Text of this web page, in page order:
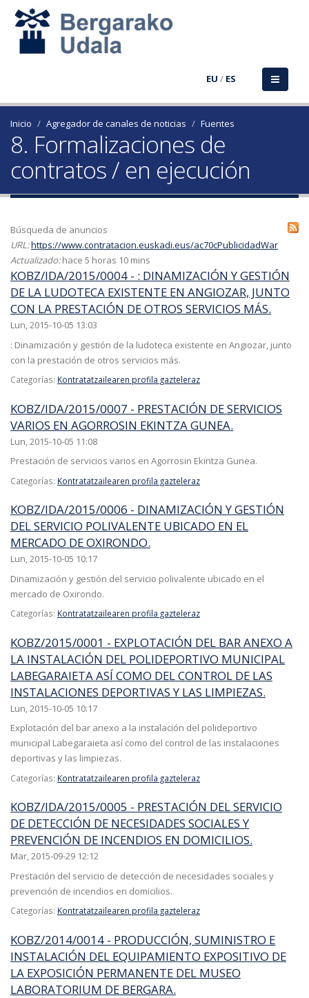
EU / ES
Inicio Agregador de canales de noticias Fuentes
8. Formalizaciones de
contratos / en ejecución
Búsqueda de anuncios
URL:https://www.contratacion.euskadi.eus/ac70cPublicidadWar
Actualizado:hace 5 horas 10 mins
KOBZ/IDA/2015/0004 - : DINAMIZACIÓN Y GESTIÓN
DE LA LUDOTECA EXISTENTE EN ANGIOZAR, JUNTO
CON LA PRESTACIÓN DE OTROS SERVICIOS MÁS.
Lun, 2015-10-05 13:03
: Dinamización y gestión de la ludoteca existente en Angiozar, junto
con la prestación de otros servicios más.
Categorías: Kontratatzailearen profila gazteleraz
KOBZ/IDA/2015/0007 - PRESTACIÓN DE SERVICIOS
VARIOS EN AGORROSIN EKINTZA GUNEA.
Lun, 2015-10-05 11:08
Prestación de servicios varios en Agorrosin Ekintza Gunea.
Categorías: Kontratatzailearen profila gazteleraz
KOBZ/IDA/2015/0006 - DINAMIZACIÓN Y GESTIÓN
DEL SERVICIO POLIVALENTE UBICADO EN EL
MERCADO DE OXIRONDO.
Lun, 2015-10-05 10:17
Dinamización y gestión del servicio polivalente ubicado en el
mercado de Oxirondo.
Categorías: Kontratatzailearen profila gazteleraz
KOBZ/2015/0001 - EXPLOTACIÓN DEL BAR ANEXO A
LA INSTALACIÓN DEL POLIDEPORTIVO MUNICIPAL
LABEGARAIETA ASÍ COMO DEL CONTROL DE LAS
INSTALACIONES DEPORTIVAS Y LAS LIMPIEZAS.
Lun, 2015-10-05 10:17
Explotación del bar anexo a la instalación del polideportivo
municipal Labegaraieta así como del control de las instalaciones
deportivas y las limpiezas.
Categorías: Kontratatzailearen profila gazteleraz
KOBZ/IDA/2015/0005 - PRESTACIÓN DEL SERVICIO
DE DETECCIÓN DE NECESIDADES SOCIALES Y
PREVENCIÓN DE INCENDIOS EN DOMICILIOS.
Mar, 2015-09-29 12:12
Prestación del servicio de detección de necesidades sociales y
prevención de incendios en domicilios.
Categorías: Kontratatzailearen profila gazteleraz
KOBZ/2014/0014 - PRODUCCIÓN, SUMINISTRO E
INSTALACIÓN DEL EQUIPAMIENTO EXPOSITIVO DE
LA EXPOSICIÓN PERMANENTE DEL MUSEO
LABORATORIUM DE BERGARA.